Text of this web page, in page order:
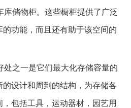
库储物柜。这些橱柜提供了广泛
功能，而且还有助于该空间的
处之一是它们最大化存储容​​量的
设计和周到的结构，为存储各
包括工具，运动器材，园艺用